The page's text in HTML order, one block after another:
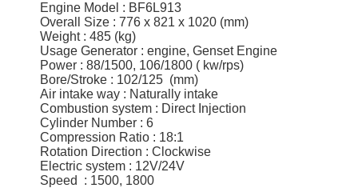
Engine Model : BF6L913
Overall Size : 776 x 821 x 1020 (mm)
Weight : 485 (kg)
Usage Generator : engine, Genset Engine
Power : 88/1500, 106/1800 ( kw/rps)
Bore/Stroke : 102/125 (mm)
Air intake way : Naturally intake
Combustion system : Direct Injection
Cylinder Number : 6
Compression Ratio : 18:1
Rotation Direction : Clockwise
Electric system : 12V/24V
Speed : 1500, 1800